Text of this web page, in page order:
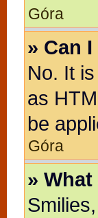
Góra
» Can
No. It
as
be
Góra
»